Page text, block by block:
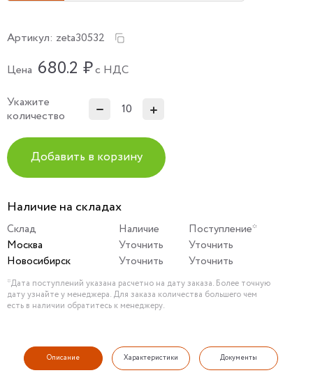
Артикул: zeta30532
Цена 680.2 ₽с НДС
Укажите
количество
Добавить в корзину
Наличие на складах
Склад Наличие
Поступление*
Москва
Уточнить
Уточнить
Новосибирск
Уточнить Уточнить
*Дата поступлений указана расчетно на дату заказа. Более точную
дату узнайте у менеджера. Для заказа количества большего чем
есть в наличии обратитесь к менеджеру.
Описание Характеристики Документы